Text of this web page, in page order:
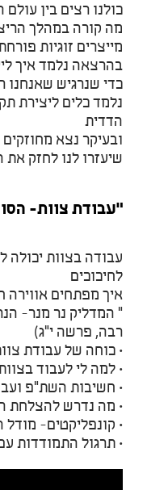
כולנו רצים בין
מה קורה במהלך
מייצרים זוגיות
בהרצאה נלמד איך
כדי שנרגיש
נלמד כלים ליצירת
הדדית
ובעיקר נצא
שיעזרו לנו לחזק את
"עבודת צוות-
עבודה בצוות יכולה
לחיכוכים
איך מפתחים אווירה
" המדליק נר מנר-
רבה, פרשה י"ג)
• כוחה של עבודת
• למה לי לעבוד
• חשיבות השת"פ
• מה נדרש להצלחת
• קונפליקטים-
• תרגול התמודדות